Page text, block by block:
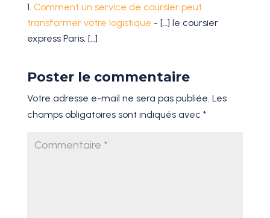
Comment un service de coursier peut
transformer votre logistique - […] le coursier
express Paris, […]
Poster le commentaire
Votre adresse e-mail ne sera pas publiée. Les
champs obligatoires sont indiqués avec *